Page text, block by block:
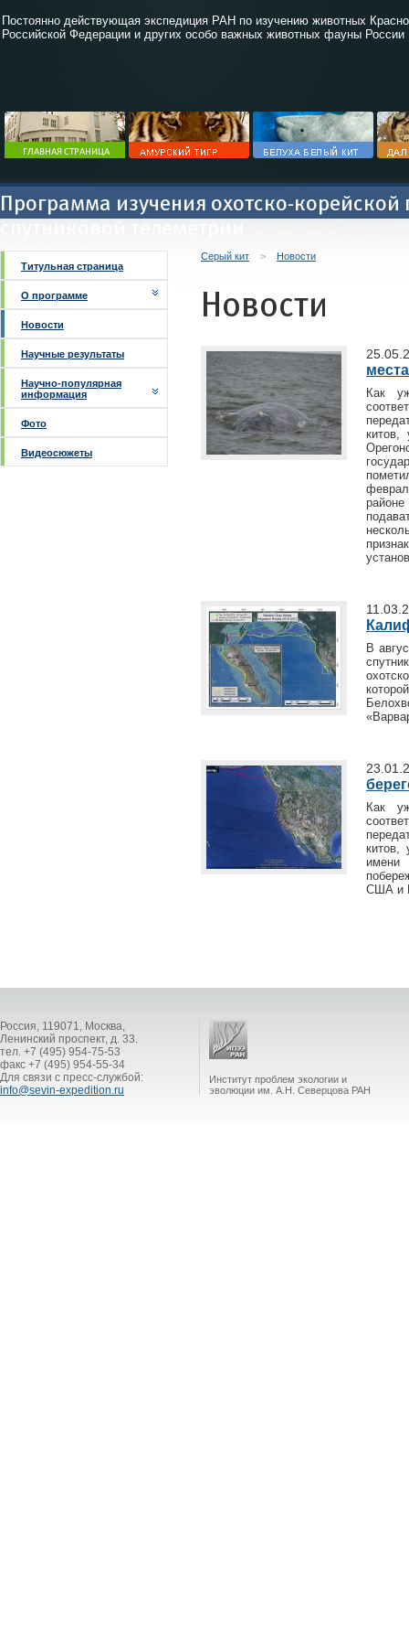
Постоянно действующая экспедиция РАН по изучению животных
Российской Федерации и других особо важных животных фауны России
Программа изучения охотско-
Титульная страница
О программе
Новости
Научные результаты
Научно-популярная
информация
Фото
Видеосюжеты
Серый кит > Новости
Новости
Как
В
Как
китов,
имени
США и
Россия, 119071, Москва,
Ленинский проспект, д. 33.
тел. +7 (495) 954-75-53
факс +7 (495) 954-55-34
Для связи с пресс-службой:
info@sevin-expedition.ru
Институт проблем экологии и
эволюции им. А.Н. Северцова РАН